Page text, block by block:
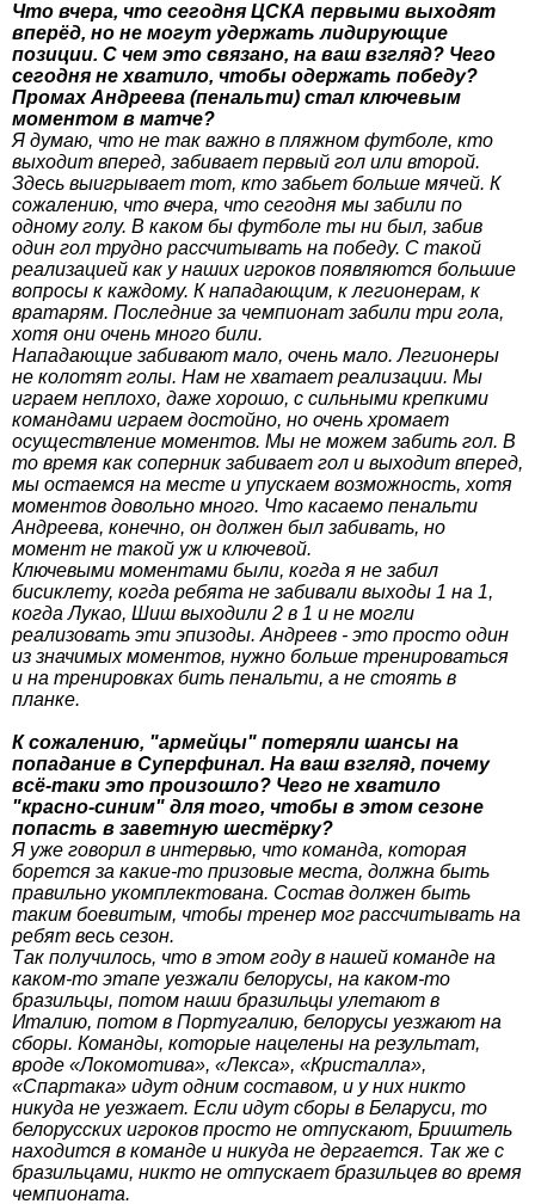
Что вчера, что сегодня ЦСКА первыми выходят
вперёд, но не могут удержать лидирующие
позиции. С чем это связано, на ваш взгляд? Чего
сегодня не хватило, чтобы одержать победу?
Промах Андреева (пенальти) стал ключевым
моментом в матче?
Я думаю, что не так важно в пляжном футболе, кто
выходит вперед, забивает первый гол или второй.
Здесь выигрывает тот, кто забьет больше мячей. К
сожалению, что вчера, что сегодня мы забили по
одному голу. В каком бы футболе ты ни был, забив
один гол трудно рассчитывать на победу. С такой
реализацией как у наших игроков появляются большие
вопросы к каждому. К нападающим, к легионерам, к
вратарям. Последние за чемпионат забили три гола,
хотя они очень много били.
Нападающие забивают мало, очень мало. Легионеры
не колотят голы. Нам не хватает реализации. Мы
играем неплохо, даже хорошо, с сильными крепкими
командами играем достойно, но очень хромает
осуществление моментов. Мы не можем забить гол. В
то время как соперник забивает гол и выходит вперед,
мы остаемся на месте и упускаем возможность, хотя
моментов довольно много. Что касаемо пенальти
Андреева, конечно, он должен был забивать, но
момент не такой уж и ключевой.
Ключевыми моментами были, когда я не забил
бисиклету, когда ребята не забивали выходы 1 на 1,
когда Лукао, Шиш выходили 2 в 1 и не могли
реализовать эти эпизоды. Андреев - это просто один
из значимых моментов, нужно больше тренироваться
и на тренировках бить пенальти, а не стоять в
планке.
К сожалению, "армейцы" потеряли шансы на
попадание в Суперфинал. На ваш взгляд, почему
всё-таки это произошло? Чего не хватило
"красно-синим" для того, чтобы в этом сезоне
попасть в заветную шестёрку?
Я уже говорил в интервью, что команда, которая
борется за какие-то призовые места, должна быть
правильно укомплектована. Состав должен быть
таким боевитым, чтобы тренер мог рассчитывать на
ребят весь сезон.
Так получилось, что в этом году в нашей команде на
каком-то этапе уезжали белорусы, на каком-то
бразильцы, потом наши бразильцы улетают в
Италию, потом в Португалию, белорусы уезжают на
сборы. Команды, которые нацелены на результат,
вроде «Локомотива», «Лекса», «Кристалла»,
«Спартака» идут одним составом, и у них никто
никуда не уезжает. Если идут сборы в Беларуси, то
белорусских игроков просто не отпускают, Бриштель
находится в команде и никуда не дергается. Так же с
бразильцами, никто не отпускает бразильцев во время
чемпионата.